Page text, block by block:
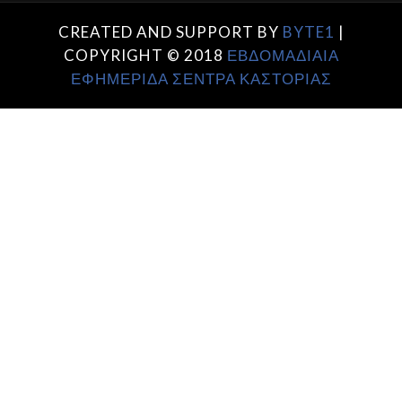
CREATED AND SUPPORT BY BYTE1 |
COPYRIGHT © 2018 ΕΒΔΟΜΑΔΙΑΙΑ
ΕΦΗΜΕΡΙΔΑ ΣΕΝΤΡΑ ΚΑΣΤΟΡΙΑΣ